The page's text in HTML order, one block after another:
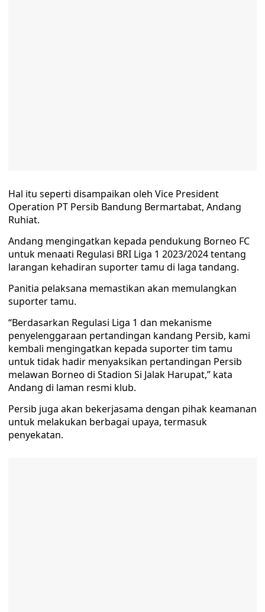
Hal itu seperti disampaikan oleh Vice President
Operation PT Persib Bandung Bermartabat, Andang
Ruhiat.
Andang mengingatkan kepada pendukung Borneo FC
untuk menaati Regulasi BRI Liga 1 2023/2024 tentang
larangan kehadiran suporter tamu di laga tandang.
Panitia pelaksana memastikan akan memulangkan
suporter tamu.
“Berdasarkan Regulasi Liga 1 dan mekanisme
penyelenggaraan pertandingan kandang Persib, kami
kembali mengingatkan kepada suporter tim tamu
untuk tidak hadir menyaksikan pertandingan Persib
melawan Borneo di Stadion Si Jalak Harupat,” kata
Andang di laman resmi klub.
Persib juga akan bekerjasama dengan pihak keamanan
untuk melakukan berbagai upaya, termasuk
penyekatan.